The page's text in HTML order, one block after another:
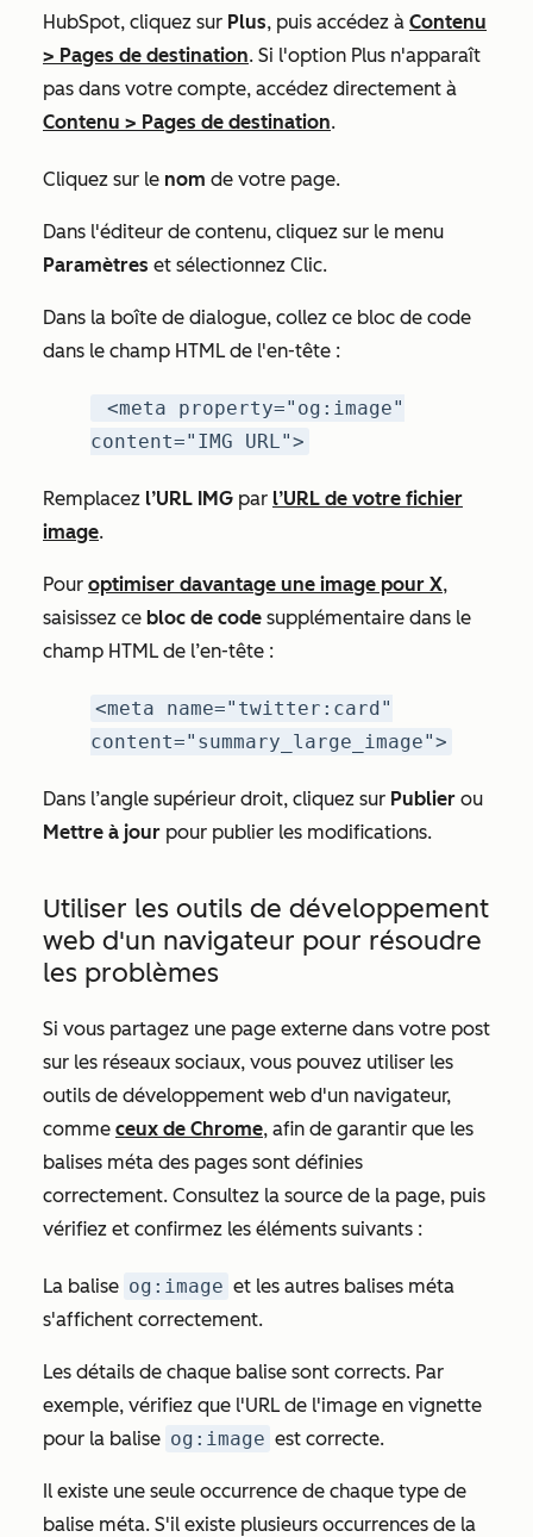
HubSpot, cliquez sur Plus, puis accédez à Contenu
> Pages de destination. Si l'option Plus n'apparaît
pas dans votre compte, accédez directement à
Contenu > Pages de destination.
Cliquez sur le nom de votre page.
Dans l'éditeur de contenu, cliquez sur le menu
Paramètres et sélectionnez Clic.
Dans la boîte de dialogue, collez ce bloc de code
dans le champ HTML de l'en-tête :
<meta property="og:image"
content="IMG URL">
Remplacez l’URL IMG par l’URL de votre fichier
image.
Pour optimiser davantage une image pour X,
saisissez ce bloc de code supplémentaire dans le
champ HTML de l’en-tête :
<meta name="twitter:card"
content="summary_large_image">
Dans l’angle supérieur droit, cliquez sur Publier ou
Mettre à jour pour publier les modifications.
Utiliser les outils de développement
web d'un navigateur pour résoudre
les problèmes
Si vous partagez une page externe dans votre post
sur les réseaux sociaux, vous pouvez utiliser les
outils de développement web d'un navigateur,
comme ceux de Chrome, afin de garantir que les
balises méta des pages sont définies
correctement. Consultez la source de la page, puis
vérifiez et confirmez les éléments suivants :
La balise og:image et les autres balises méta
s'affichent correctement.
Les détails de chaque balise sont corrects. Par
exemple, vérifiez que l'URL de l'image en vignette
pour la balise og:image est correcte.
Il existe une seule occurrence de chaque type de
balise méta. S'il existe plusieurs occurrences de la